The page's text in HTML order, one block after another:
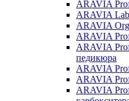
ARAVIA
ARAVIA
ARAVIA
ARAVIA
ARAVIA
педикюра
ARAVIA
ARAVIA
ARAVIA